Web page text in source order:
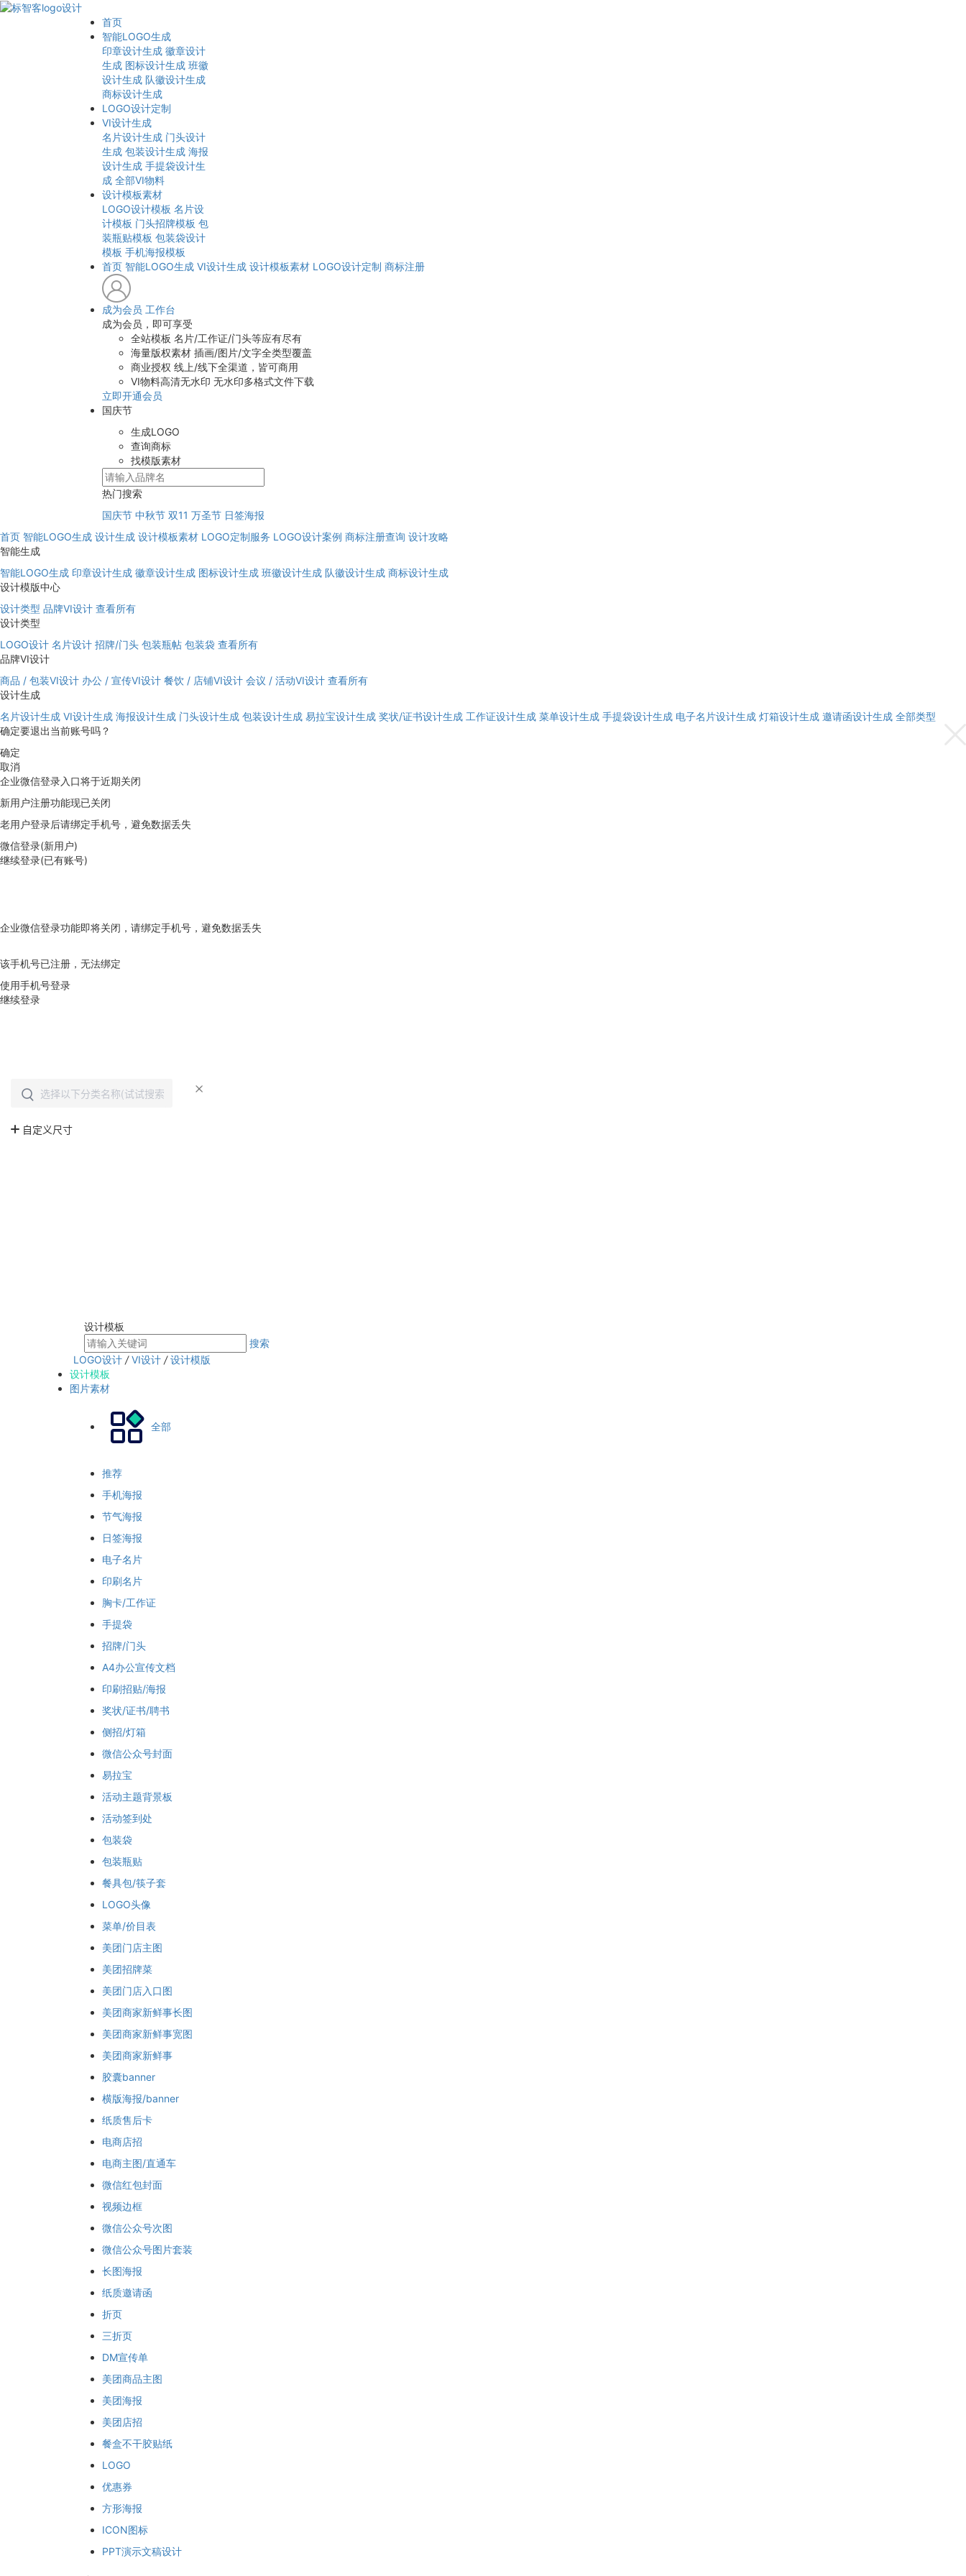
首页
智能LOGO生成
印章设计生成 徽章设计
生成 图标设计生成 班徽
设计生成 队徽设计生成
商标设计生成
LOGO设计定制
VI设计生成
名片设计生成 门头设计
生成 包装设计生成 海报
设计生成 手提袋设计生
成 全部VI物料
设计模板素材
LOGO设计模板 名片设
计模板 门头招牌模板 包
装瓶贴模板 包装袋设计
模板 手机海报模板
首页 智能LOGO生成 VI设计生成 设计模板素材 LOGO设计定制 商标注册
成为会员 工作台
成为会员，即可享受
全站模板 名片/工作证/门头等应有尽有
海量版权素材 插画/图片/文字全类型覆盖
商业授权 线上/线下全渠道，皆可商用
VI物料高清无水印 无水印多格式文件下载
立即开通会员
国庆节
生成LOGO
查询商标
找模版素材
热门搜索
国庆节 中秋节 双11 万圣节 日签海报
首页 智能LOGO生成 设计生成 设计模板素材 LOGO定制服务 LOGO设计案例 商标注册查询 设计攻略
智能生成
智能LOGO生成 印章设计生成 徽章设计生成 图标设计生成 班徽设计生成 队徽设计生成 商标设计生成
设计模版中心
设计类型 品牌VI设计 查看所有
设计类型
LOGO设计 名片设计 招牌/门头 包装瓶帖 包装袋 查看所有
品牌VI设计
商品 / 包装VI设计 办公 / 宣传VI设计 餐饮 / 店铺VI设计 会议 / 活动VI设计 查看所有
设计生成
名片设计生成 VI设计生成 海报设计生成 门头设计生成 包装设计生成 易拉宝设计生成 奖状/证书设计生成 工作证设计生成 菜单设计生成 手提袋设计生成 电子名片设计生成 灯箱设计生成 邀请函设计生成 全部类型
确定要退出当前账号吗？
确定
取消
企业微信登录入口将于近期关闭
新用户注册功能现已关闭
老用户登录后请绑定手机号，避免数据丢失
微信登录(新用户)
继续登录(已有账号)
企业微信登录功能即将关闭，请绑定手机号，避免数据丢失
该手机号已注册，无法绑定
使用手机号登录
继续登录
设计模板
搜索
LOGO设计 / VI设计 / 设计模版
设计模板
图片素材
全部
推荐
手机海报
节气海报
日签海报
电子名片
印刷名片
胸卡/工作证
手提袋
招牌/门头
A4办公宣传文档
印刷招贴/海报
奖状/证书/聘书
侧招/灯箱
微信公众号封面
易拉宝
活动主题背景板
活动签到处
包装袋
包装瓶贴
餐具包/筷子套
LOGO头像
菜单/价目表
美团门店主图
美团招牌菜
美团门店入口图
美团商家新鲜事长图
美团商家新鲜事宽图
美团商家新鲜事
胶囊banner
横版海报/banner
纸质售后卡
电商店招
电商主图/直通车
微信红包封面
视频边框
微信公众号次图
微信公众号图片套装
长图海报
纸质邀请函
折页
三折页
DM宣传单
美团商品主图
美团海报
美团店招
餐盒不干胶贴纸
LOGO
优惠券
方形海报
ICON图标
PPT演示文稿设计